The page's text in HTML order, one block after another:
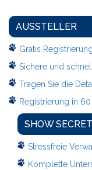
AUSSTELLER
Gratis
Sichere und
Tragen Sie die
Registrierung in
SHOW
Stressfreie
Komplette